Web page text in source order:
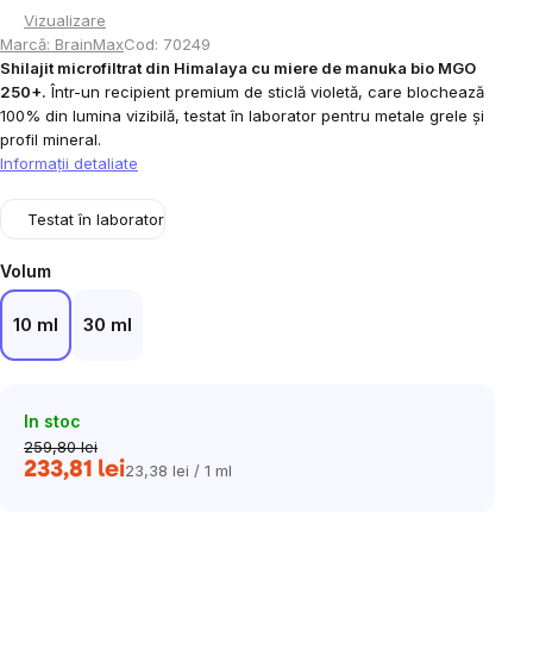
Vizualizare
Marcă: BrainMaxCod: 70249
Shilajit microfiltrat din Himalaya cu miere de manuka bio MGO
250+. Într-un recipient premium de sticlă violetă, care blochează
100% din lumina vizibilă, testat în laborator pentru metale grele și
profil mineral.
Informaţii detaliate
Testat în laborator
Volum
10 ml 30 ml
In stoc
259,80 lei
233,81 leiEvaluare
23,38 lei / 1 ml